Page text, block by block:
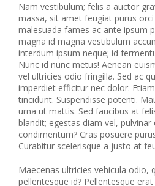
Nam vestibulum; felis a auctor
massa, sit amet feugiat purus
malesuada fames ac ante ipsum
magna id magna vestibulum
interdum ipsum neque; id
Nunc id nunc metus! Aenean
vel ultricies odio fringilla. Sed ac
imperdiet efficitur nec dolor.
tincidunt. Suspendisse potenti.
urna ut mattis. Sed faucibus at
blandit; egestas diam vel,
condimentum? Cras posuere
Curabitur scelerisque a justo at
Maecenas ultricies vehicula odio,
pellentesque id? Pellentesque